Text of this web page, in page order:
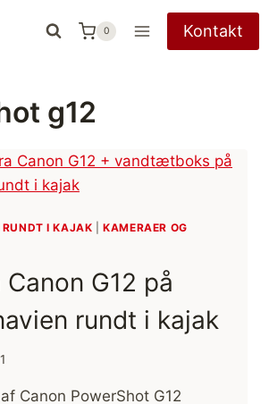
0 Kontakt
g12
I KAJAK |KAMERAER OG
Canon G12 på
rundt i kajak
Canon PowerShot G12